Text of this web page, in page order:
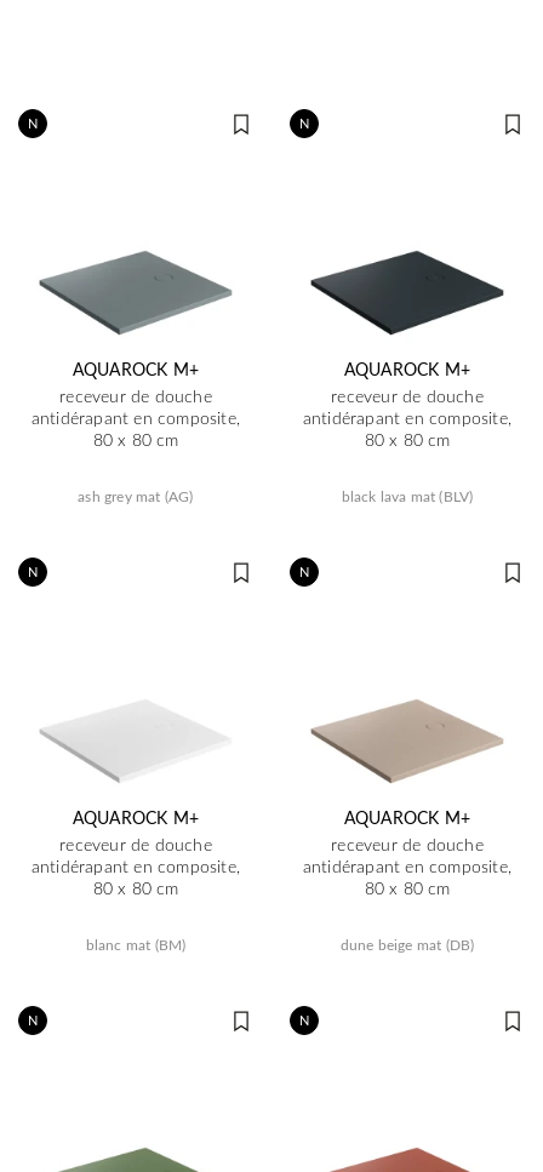
N
AQUAROCK M+
receveur de douche
antidérapant en composite,
80 x 80 cm
ash grey mat (AG)
N
AQUAROCK M+
receveur de douche
antidérapant en composite,
80 x 80 cm
black lava mat (BLV)
N
AQUAROCK M+
receveur de douche
antidérapant en composite,
80 x 80 cm
blanc mat (BM)
N
AQUAROCK M+
receveur de douche
antidérapant en composite,
80 x 80 cm
dune beige mat (DB)
N N